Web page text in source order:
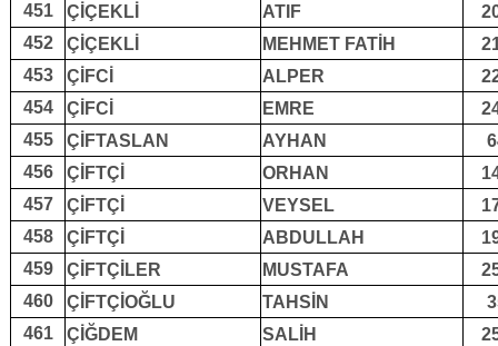
451
ÇİÇEKLİ ATIF
452
ÇİÇEKLİ MEHMET FATİH
453
ÇİFCİ ALPER
454
ÇİFCİ EMRE
455
ÇİFTASLAN AYHAN
456
ÇİFTÇİ ORHAN
457
ÇİFTÇİ VEYSEL
458
ÇİFTÇİ ABDULLAH
459
ÇİFTÇİLER MUSTAFA
460
ÇİFTÇİOĞLU TAHSİN
461
ÇİĞDEM SALİH